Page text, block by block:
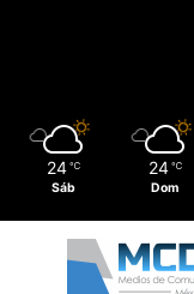
24 ℃
Sáb
24 ℃
Dom